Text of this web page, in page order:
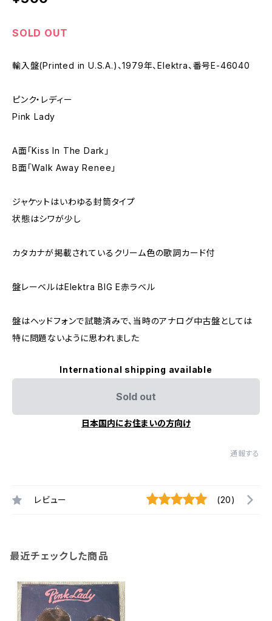
SOLD OUT
輸入盤(Printed in U.S.A.)、1979年、Elektra、番号E-46040
ピンク・レディー
Pink Lady
A面｢Kiss In The Dark｣
B面｢Walk Away Renee｣
ジャケットはいわゆる封筒タイプ
状態はシワが少し
カタカナが掲載されているクリーム色の歌詞カード付
盤レーベルはElektra BIG E赤ラベル
盤はヘッドフォンで試聴済みで、当時のアナログ中古盤としては
特に問題ないように思われました
International shipping available
Sold out
日本国内にお住まいの方向け
通報する
レビュー (20)
最近チェックした商品